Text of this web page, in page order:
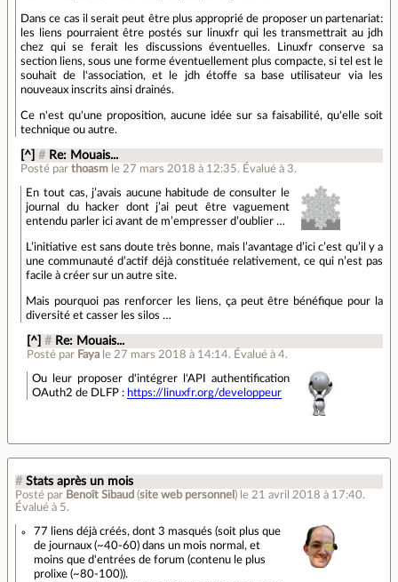
Dans ce cas il serait peut être plus approprié de proposer un partenariat:
les liens pourraient être postés sur linuxfr qui les transmettrait au jdh
chez qui se ferait les discussions éventuelles. Linuxfr conserve sa
section liens, sous une forme éventuellement plus compacte, si tel est le
souhait de l'association, et le jdh étoffe sa base utilisateur via les
nouveaux inscrits ainsi drainés.
Ce n'est qu'une proposition, aucune idée sur sa faisabilité, qu'elle soit
technique ou autre.
[^] # Re: Mouais...
Posté parthoasm le 27 mars 2018 à 12:35. Évalué à 3.
En tout cas, j’avais aucune habitude de consulter le
journal du hacker dont j’ai peut être vaguement
entendu parler ici avant de m’empresser d’oublier …
L’initiative est sans doute très bonne, mais l’avantage d’ici c’est qu’il y a
une communauté d’actif déjà constituée relativement, ce qui n’est pas
facile à créer sur un autre site.
Mais pourquoi pas renforcer les liens, ça peut être bénéfique pour la
diversité et casser les silos …
[^] # Re: Mouais...
Posté par Faya le 27 mars 2018 à 14:14. Évalué à 4.
Ou leur proposer d'intégrer l'API authentification
OAuth2 de DLFP : https://linuxfr.org/developpeur
# Stats après un mois
Posté par Benoît Sibaud (site web personnel ) le 21 avril 2018 à 17:40.
Évalué à 5.
77 liens déjà créés, dont 3 masqués (soit plus que
de journaux (~40-60) dans un mois normal, et
moins que d'entrées de forum (contenu le plus
prolixe (~80-100)).